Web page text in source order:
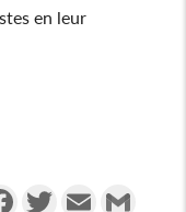
en leur
FacebookTwitterEmail